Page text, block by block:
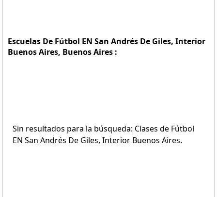
Escuelas De Fútbol EN San Andrés De Giles, Interior
Buenos Aires, Buenos Aires :
Sin resultados para la búsqueda: Clases de Fútbol
EN San Andrés De Giles, Interior Buenos Aires.